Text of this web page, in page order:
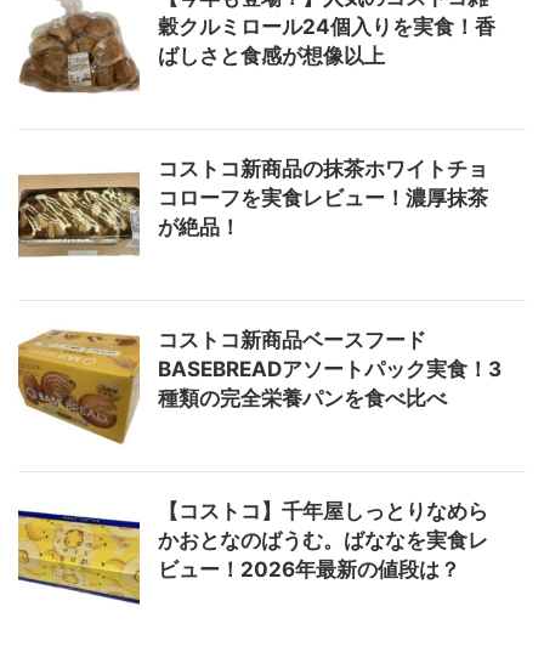
穀クルミロール24個入りを実食！香
ばしさと食感が想像以上
コストコ新商品の抹茶ホワイトチョ
コローフを実食レビュー！濃厚抹茶
が絶品！
コストコ新商品ベースフード
BASEBREADアソートパック実食！3
種類の完全栄養パンを食べ比べ
【コストコ】千年屋しっとりなめら
かおとなのばうむ。ばななを実食レ
ビュー！2026年最新の値段は？